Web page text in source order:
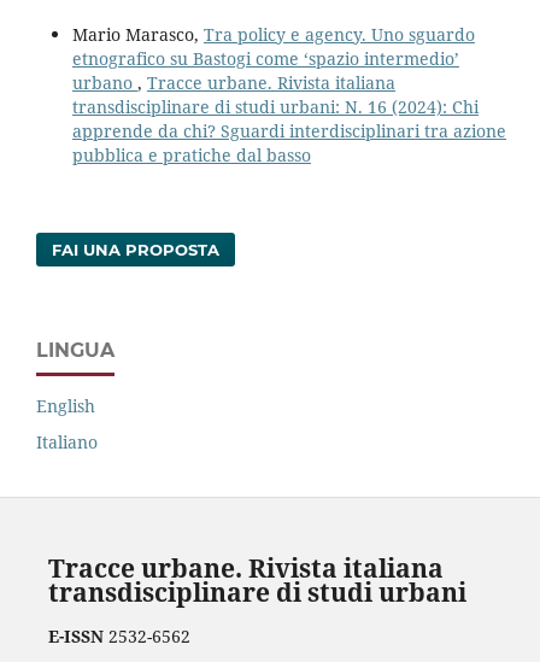
Mario Marasco, Tra policy e agency. Uno sguardo
etnografico su Bastogi come ‘spazio intermedio’
urbano , Tracce urbane. Rivista italiana
transdisciplinare di studi urbani: N. 16 (2024): Chi
apprende da chi? Sguardi interdisciplinari tra azione
pubblica e pratiche dal basso
FAI UNA PROPOSTA
LINGUA
English
Italiano
Tracce urbane. Rivista italiana
transdisciplinare di studi urbani
E-ISSN2532-6562